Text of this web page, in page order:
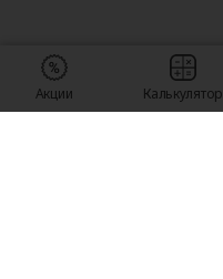
Акции Калькулятор